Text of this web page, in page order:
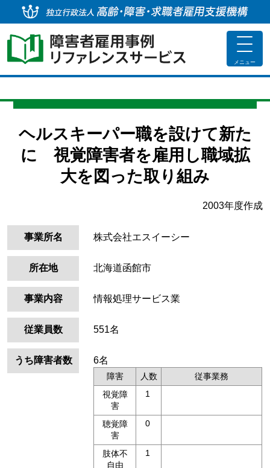
toggle
メニュー
ヘルスキーパー職を設けて新た
に 視覚障害者を雇用し職域拡
大を図った取り組み
2003年度作成
事業所名 株式会社エスイーシー
所在地 北海道函館市
事業内容 情報処理サービス業
従業員数 551名
うち障害者数 6名
障害 人数
従事業務
視覚障
害
1
聴覚障
害
0
肢体不
自由
1